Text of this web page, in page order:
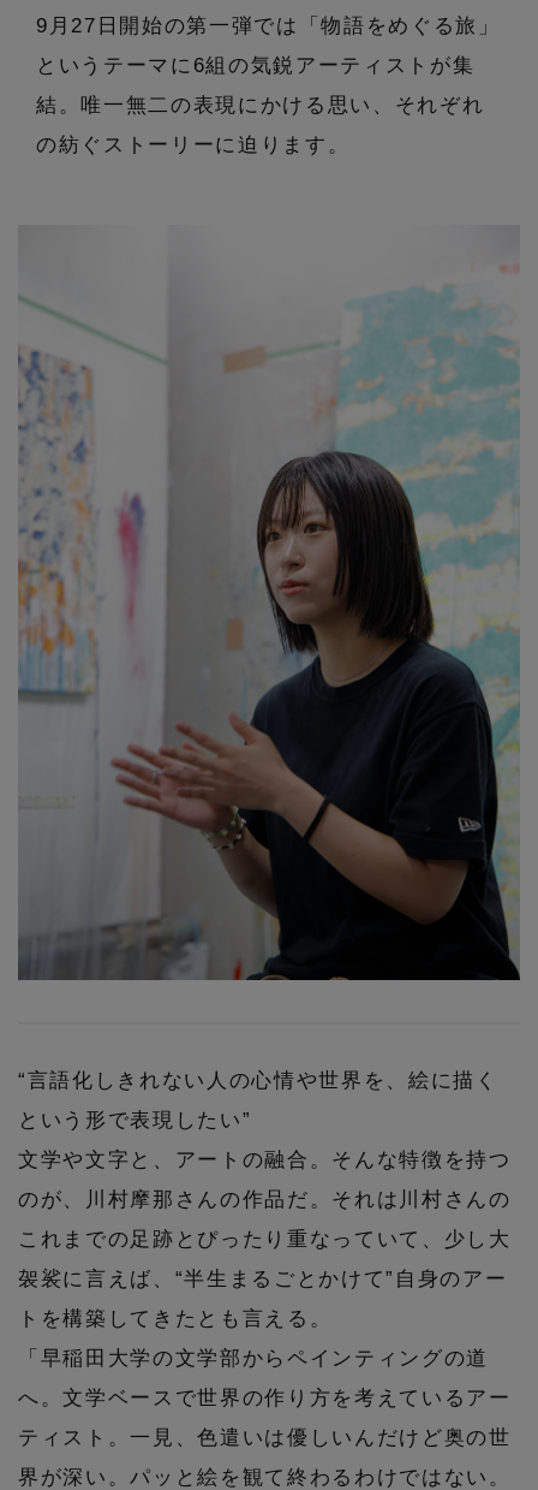
【レース】上品な透け感
【雨の日】急な雨対策グッズ
『ELLE』最新号掲載
【ジュエリー】シルバーでクールに
カットソー・Tシャツ
ワンピース・チュニック
ジャケット
ニット
コート
ルームウェア・パジャマ
サンダル
パンプス
レインシューズ
ブーツ
すべてのバッグ・財布
ハンドバッグ
ボディバッグ・ウェストポーチ
クラッチバッグ
ボストンバッグ
すべてのファッション小物
ヘアアクセサリー
スマートフォンケース・タブレットケース
アイウェア
ベルト
グローブ
レッグウェア
ポーチ
チャーム・ストラップ
その他(傘・ハンカチ・時計など)
アクセサリー
ネックレス
バングル・ブレスレット
リング
コサージュ・ブローチ
アンクレット
チャーム
ランジェリー
インナー
すべてのスポーツ
ウェア
シューズ
バッグ・小物
水着・スイムウェア
CONTENTS
特集一覧
NEW IN BRAND
BRAND NEWS
HOT STYLE
エディター厳選ギフト
お知らせ
よくあるご質問
9月27日開始の第一弾では「物語をめぐる旅」
というテーマに6組の気鋭アーティストが集
結。唯一無二の表現にかける思い、それぞれ
の紡ぐストーリーに迫ります。
“言語化しきれない人の心情や世界を、絵に描く
という形で表現したい”
文学や文字と、アートの融合。そんな特徴を持つ
のが、川村摩那さんの作品だ。それは川村さんの
これまでの足跡とぴったり重なっていて、少し大
袈裟に言えば、“半生まるごとかけて”自身のアー
トを構築してきたとも言える。
「早稲田大学の文学部からペインティングの道
へ。文学ベースで世界の作り方を考えているアー
ティスト。一見、色遣いは優しいんだけど奥の世
界が深い。パッと絵を観て終わるわけではない。